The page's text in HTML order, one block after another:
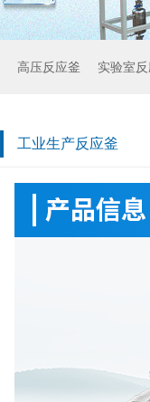
高压反应釜 实验室
工业生产反应釜